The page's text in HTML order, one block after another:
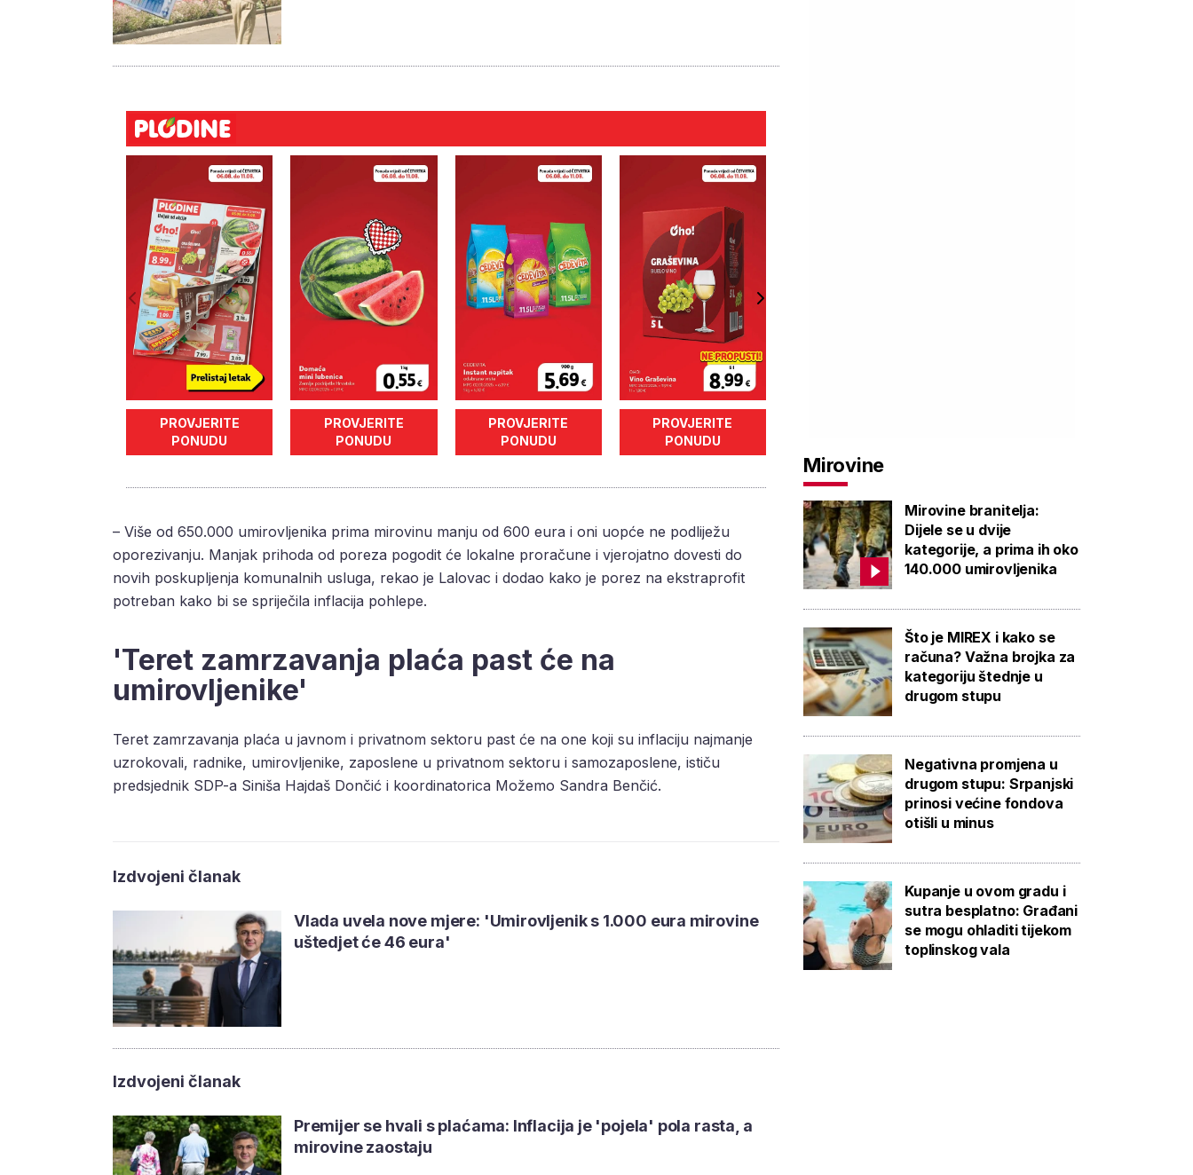
PROVJERITE
PONUDU
PROVJERITE
PONUDU
PROVJERITE
PONUDU
PROVJERITE
PONUDU
– Više od 650.000 umirovljenika prima mirovinu manju od 600 eura i oni uopće ne podliježu
oporezivanju. Manjak prihoda od poreza pogodit će lokalne proračune i vjerojatno dovesti do
novih poskupljenja komunalnih usluga, rekao je Lalovac i dodao kako je porez na ekstraprofit
potreban kako bi se spriječila inflacija pohlepe.
'Teret zamrzavanja plaća past će na
umirovljenike'
Teret zamrzavanja plaća u javnom i privatnom sektoru past će na one koji su inflaciju najmanje
uzrokovali, radnike, umirovljenike, zaposlene u privatnom sektoru i samozaposlene, ističu
predsjednik SDP-a Siniša Hajdaš Dončić i koordinatorica Možemo Sandra Benčić.
Izdvojeni članak
Vlada uvela nove mjere: 'Umirovljenik s 1.000 eura mirovine
uštedjet će 46 eura'
Izdvojeni članak
Premijer se hvali s plaćama: Inflacija je 'pojela' pola rasta, a
mirovine zaostaju
Mirovine
Mirovine branitelja:
Dijele se u dvije
kategorije, a prima ih oko
140.000 umirovljenika
Što je MIREX i kako se
računa? Važna brojka za
kategoriju štednje u
drugom stupu
Negativna promjena u
drugom stupu: Srpanjski
prinosi većine fondova
otišli u minus
Kupanje u ovom gradu i
sutra besplatno: Građani
se mogu ohladiti tijekom
toplinskog vala